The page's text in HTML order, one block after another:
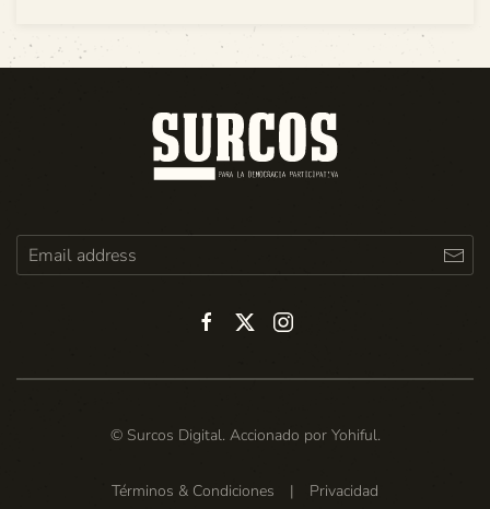
© Surcos Digital. Accionado por Yohiful.
Términos & Condiciones | Privacidad